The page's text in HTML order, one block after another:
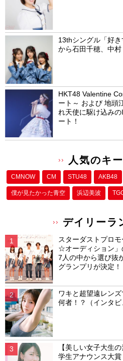
13thシングル「好
から石田千穂、中村
HKT48 Valentine
ート～ および 地頭
れ天使に駆け込み
ート！
人気のキ
CMNOW CM STU48 AKB48
僕が⾒たかった⻘空 浜辺美波
デイリーラ
スターダストプロ
☆オーディション」
7人の中から選び抜
グランプリが決定！
ワキと超望遠レン
何者！？（インタビ
【美しい女子大生
学生アナウンス大